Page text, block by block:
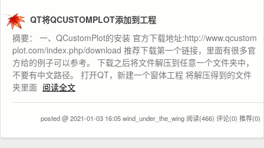
QT将QCUSTOMPLOT添加到工程
摘要： 一、QCustomPlot的安装 官方下载地址:http://www.qcustom
plot.com/index.php/download 推荐下载第一个链接，里面有很多官
方给的例子可以参考。 下载之后将文件解压到任意一个文件夹中，
不要有中文路径。 打开QT，新建一个窗体工程 将解压得到的文件
夹里面 阅读全文
posted @ 2021-01-03 16:05 wind_under_the_wing 阅读(466) 评论(0) 推荐(0)